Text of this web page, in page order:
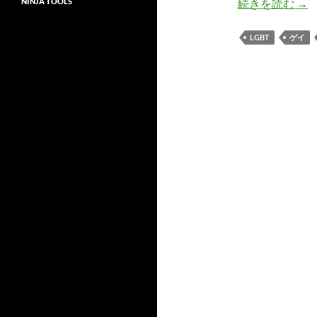
続きを読む →
LGBT ゲイ